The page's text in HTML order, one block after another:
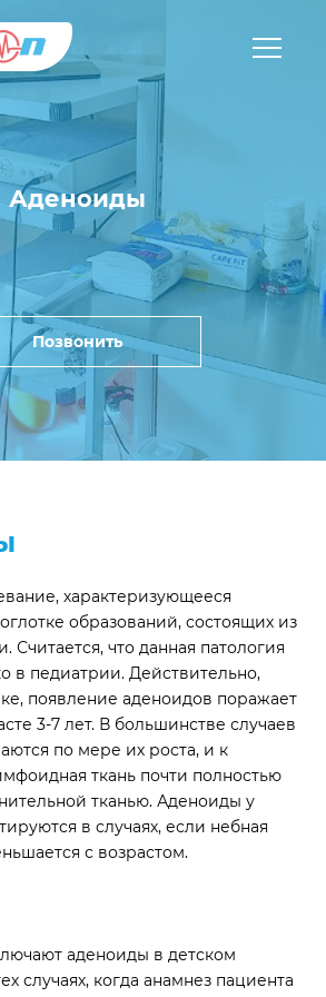
Аденоиды
Позвонить
характеризующееся
образований, состоящих из
Считается, что данная патология
в педиатрии. Действительно,
появление аденоидов поражает
3-7 лет. В большинстве случаев
по мере их роста, и к
ткань почти полностью
тканью. Аденоиды у
в случаях, если небная
с возрастом.
аденоиды в детском
случаях, когда анамнез пациента